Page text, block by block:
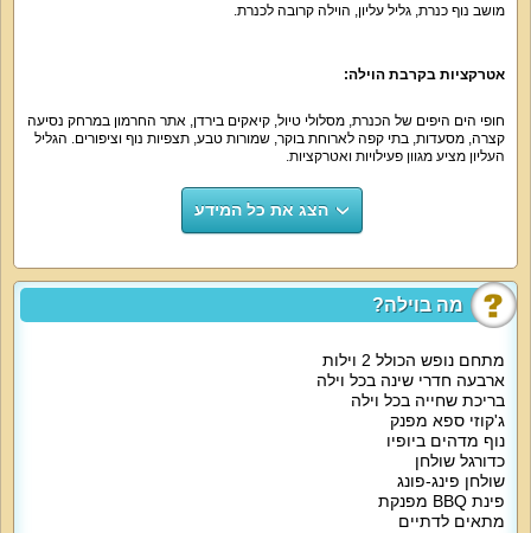
מה בוילה?
מתחם נופש הכולל 2 וילות
ארבעה חדרי שינה בכל וילה
בריכת שחייה בכל וילה
ג'קוזי ספא מפנק
נוף מדהים ביופיו
כדורגל שולחן
שולחן פינג-פונג
פינת BBQ מפנקת
מתאים לדתיים
מושב נוף כנרת, גליל עליון, הוילה קרובה לכנרת.
אטרקציות בקרבת הוילה:
חופי הים היפים של הכנרת, מסלולי טיול, קיאקים בירדן, אתר החרמון במרחק נסיעה
קצרה, מסעדות, בתי קפה לארוחת בוקר, שמורות טבע, תצפיות נוף וציפורים. הגליל
העליון מציע מגוון פעילויות ואטרקציות.
חופי הכנרת היפים והרי החרמון, נוף מדהים.
על קצה המזלג:
מפואר, מטבח מאובזר וחצר נופש גדולה עם בריכה וג'קוזי. את וילה אווניו מקיפים
נופים מדהימים.
מה הוילה כוללת:
הצג את כל המידע